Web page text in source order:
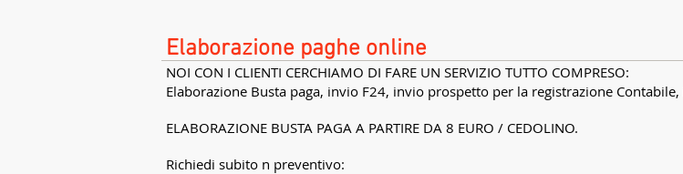
Elaborazione paghe online
NOI CON I CLIENTI CERCHIAMO DI FARE UN SERVIZIO TUTTO COMPRESO:
Elaborazione Busta paga, invio F24, invio prospetto per la registrazione
ELABORAZIONE BUSTA PAGA A PARTIRE DA 8 EURO / CEDOLINO.
Richiedi subito n preventivo: